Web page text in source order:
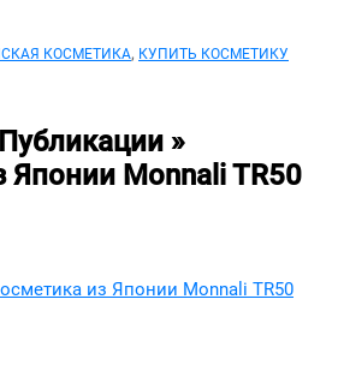
КОСМЕТИКА, КУПИТЬ КОСМЕТИКУ
»
Японии Monnali TR50
из Японии Monnali TR50